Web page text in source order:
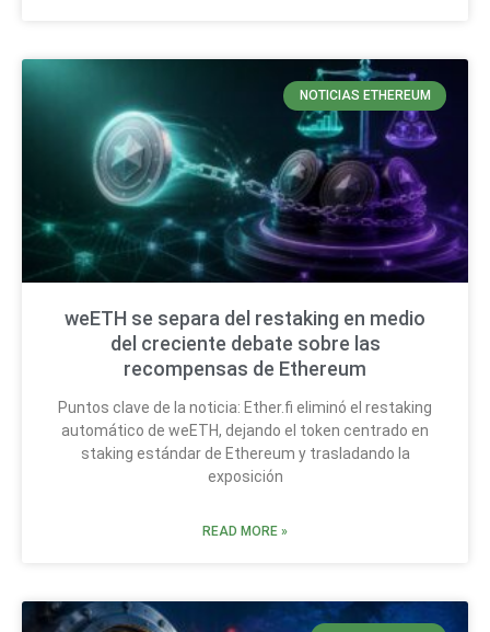
NOTICIAS ETHEREUM
weETH se separa del restaking en medio
del creciente debate sobre las
recompensas de Ethereum
Puntos clave de la noticia: Ether.fi eliminó el restaking
automático de weETH, dejando el token centrado en
staking estándar de Ethereum y trasladando la
exposición
READ MORE »